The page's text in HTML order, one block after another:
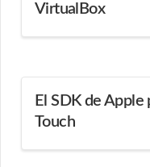
VirtualBox
El SDK de Apple
Touch